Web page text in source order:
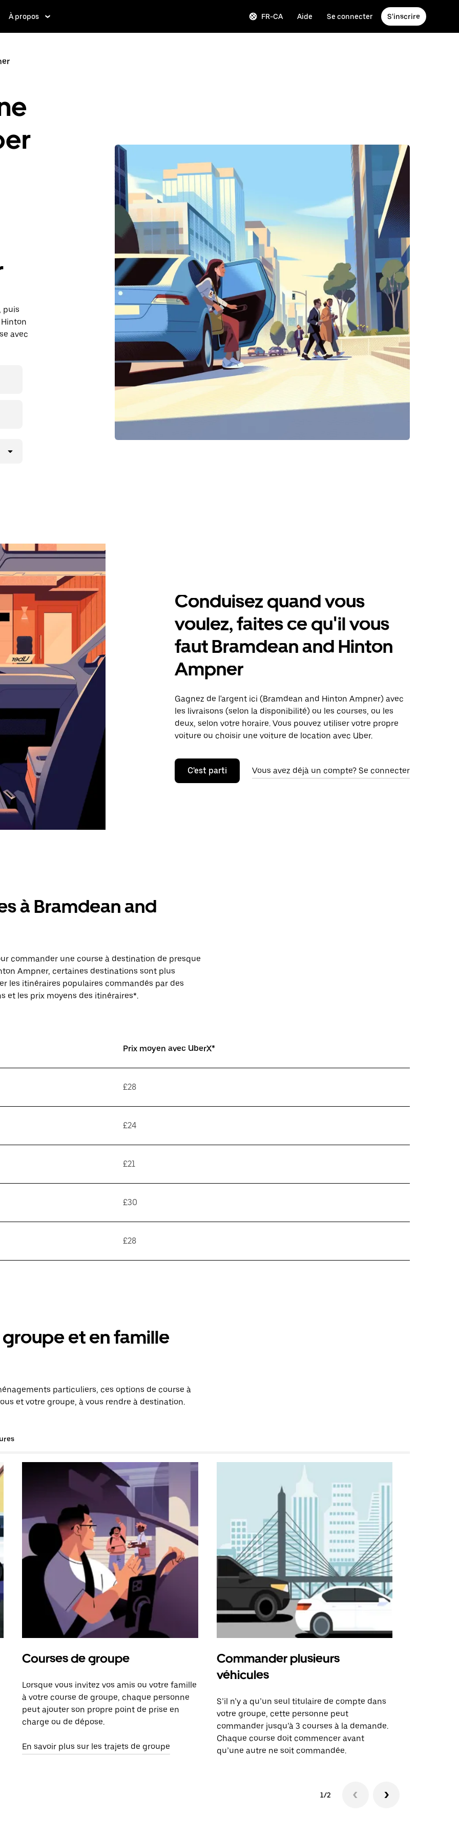
À propos FR-CA Aide Se connecter S'inscrire
puis
avec
Conduisez quand vous
voulez, faites ce qu'il vous
faut Bramdean and Hinton
Ampner
Gagnez de l'argent ici (Bramdean and Hinton Ampner) avec
les livraisons (selon la disponibilité) ou les courses, ou les
deux, selon votre horaire. Vous pouvez utiliser votre propre
voiture ou choisir une voiture de location avec Uber.
C'est parti Vous avez déjà un compte? Se connecter
à Bramdean and
commander une course à destination de presque
Ampner, certaines destinations sont plus
les itinéraires populaires commandés par des
et les prix moyens des itinéraires*.
Prix moyen avec UberX*
£28
£24
£21
£30
£28
et en famille
particuliers, ces options de course à
et votre groupe, à vous rendre à destination.
Courses de groupe
Lorsque vous invitez vos amis ou votre famille
à votre course de groupe, chaque personne
peut ajouter son propre point de prise en
charge ou de dépose.
En savoir plus sur les trajets de groupe
Commander plusieurs
véhicules
S’il n’y a qu’un seul titulaire de compte dans
votre groupe, cette personne peut
commander jusqu’à 3 courses à la demande.
Chaque course doit commencer avant
qu’une autre ne soit commandée.
1/2